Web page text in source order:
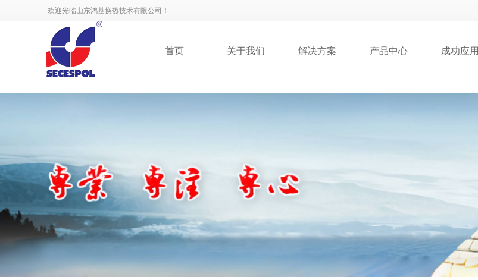
首页 关于我们 解决方案 产品中心 成功应用
欢迎光临山东鸿基换热技术有限公司！